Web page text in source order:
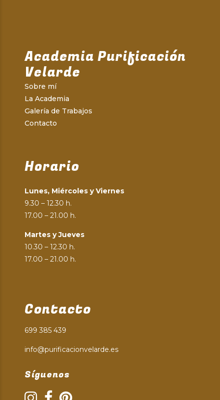
Academia Purificación
Velarde
Sobre mí
La Academia
Galería de Trabajos
Contacto
Horario
Lunes, Miércoles y Viernes
9.30 – 12.30 h.
17.00 – 21.00 h.
Martes y Jueves
10.30 – 12.30 h.
17.00 – 21.00 h.
Contacto
699 385 439
info@purificacionvelarde.es
Síguenos